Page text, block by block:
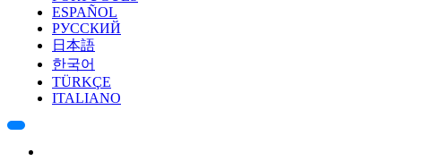
ESPAÑOL
РУССКИЙ
日本語
한국어
TÜRKÇE
ITALIANO